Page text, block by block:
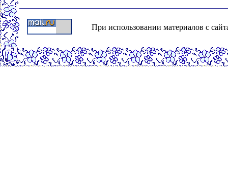
При использовании материалов с